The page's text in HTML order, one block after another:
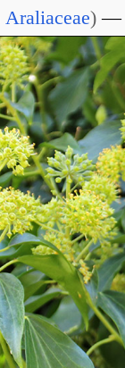
Araliaceae)